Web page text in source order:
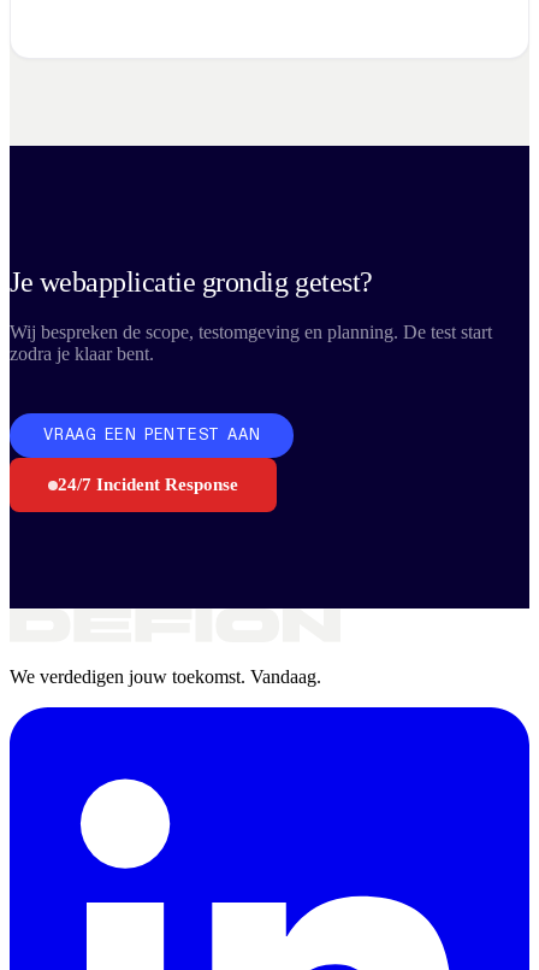
Je webapplicatie grondig getest?
Wij bespreken de scope, testomgeving en planning. De test start
zodra je klaar bent.
VRAAG EEN PENTEST AAN
24/7 Incident Response
We verdedigen jouw toekomst. Vandaag.